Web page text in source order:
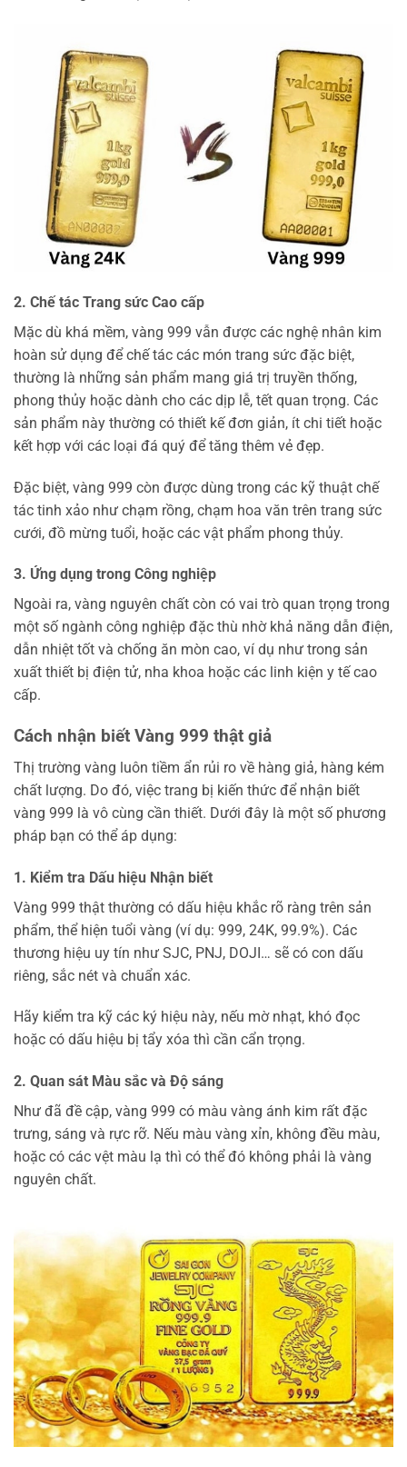
2. Chế tác Trang sức Cao cấp
Mặc dù khá mềm, vàng 999 vẫn được các nghệ nhân kim
hoàn sử dụng để chế tác các món trang sức đặc biệt,
thường là những sản phẩm mang giá trị truyền thống,
phong thủy hoặc dành cho các dịp lễ, tết quan trọng. Các
sản phẩm này thường có thiết kế đơn giản, ít chi tiết hoặc
kết hợp với các loại đá quý để tăng thêm vẻ đẹp.
Đặc biệt, vàng 999 còn được dùng trong các kỹ thuật chế
tác tinh xảo như chạm rồng, chạm hoa văn trên trang sức
cưới, đồ mừng tuổi, hoặc các vật phẩm phong thủy.
3. Ứng dụng trong Công nghiệp
Ngoài ra, vàng nguyên chất còn có vai trò quan trọng trong
một số ngành công nghiệp đặc thù nhờ khả năng dẫn điện,
dẫn nhiệt tốt và chống ăn mòn cao, ví dụ như trong sản
xuất thiết bị điện tử, nha khoa hoặc các linh kiện y tế cao
cấp.
Cách nhận biết Vàng 999 thật giả
Thị trường vàng luôn tiềm ẩn rủi ro về hàng giả, hàng kém
chất lượng. Do đó, việc trang bị kiến thức để nhận biết
vàng 999 là vô cùng cần thiết. Dưới đây là một số phương
pháp bạn có thể áp dụng:
1. Kiểm tra Dấu hiệu Nhận biết
Vàng 999 thật thường có dấu hiệu khắc rõ ràng trên sản
phẩm, thể hiện tuổi vàng (ví dụ: 999, 24K, 99.9%). Các
thương hiệu uy tín như SJC, PNJ, DOJI… sẽ có con dấu
riêng, sắc nét và chuẩn xác.
Hãy kiểm tra kỹ các ký hiệu này, nếu mờ nhạt, khó đọc
hoặc có dấu hiệu bị tẩy xóa thì cần cẩn trọng.
2. Quan sát Màu sắc và Độ sáng
Như đã đề cập, vàng 999 có màu vàng ánh kim rất đặc
trưng, sáng và rực rỡ. Nếu màu vàng xỉn, không đều màu,
hoặc có các vệt màu lạ thì có thể đó không phải là vàng
nguyên chất.